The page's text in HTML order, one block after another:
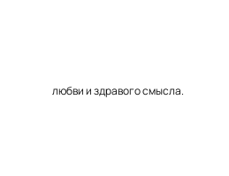
любви и здравого смысла.